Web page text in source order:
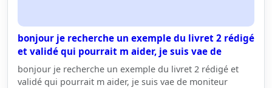
bonjour je recherche un exemple du livret 2 rédigé
et validé qui pourrait m aider, je suis vae de
bonjour je recherche un exemple du livret 2 rédigé et
validé qui pourrait m aider, je suis vae de moniteur